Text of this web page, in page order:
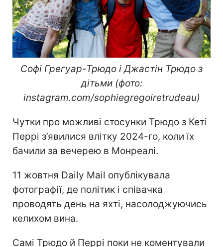
Софі Грегуар-Трюдо і Джастін Трюдо з
дітьми (фото:
instagram.com/sophiegregoiretrudeau)
Чутки про можливі стосунки Трюдо з Кеті
Перрі з’явилися влітку 2024-го, коли їх
бачили за вечерею в Монреалі.
11 жовтня Daily Mail опублікувала
фотографії, де політик і співачка
проводять день на яхті, насолоджуючись
келихом вина.
Самі Трюдо й Перрі поки не коментували